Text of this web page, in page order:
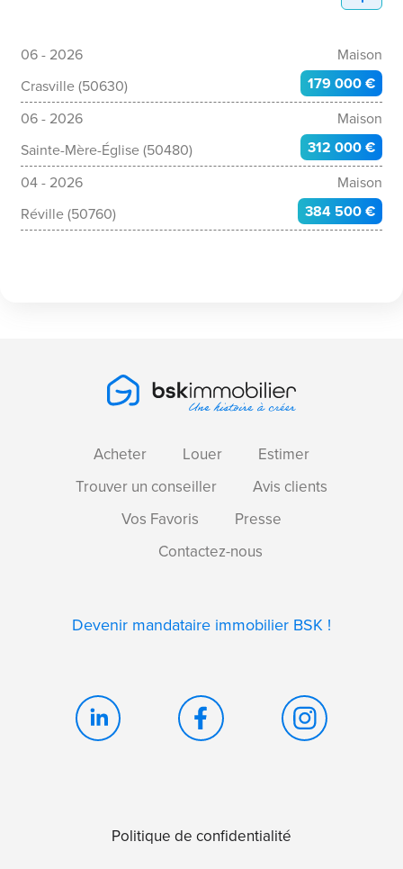
06 - 2026
Maison
Crasville (50630)
179 000 €
06 - 2026
Maison
Sainte-Mère-Église (50480)
312 000 €
04 - 2026
Maison
Réville (50760)
384 500 €
Acheter Louer
Estimer
Trouver un conseiller
Avis clients
Vos Favoris
Presse
Contactez-nous
Devenir mandataire immobilier BSK !
Politique de confidentialité